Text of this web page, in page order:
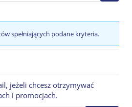
spełniających podane kryteria.
jeżeli chcesz otrzymywać
i promocjach.